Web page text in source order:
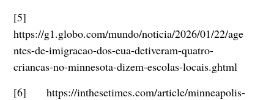
[5]
https://g1.globo.com/mundo/noticia/2026/01/22/age
ntes-de-imigracao-dos-eua-detiveram-quatro-
criancas-no-minnesota-dizem-escolas-locais.ghtml
[6] https://inthesetimes.com/article/minneapolis-